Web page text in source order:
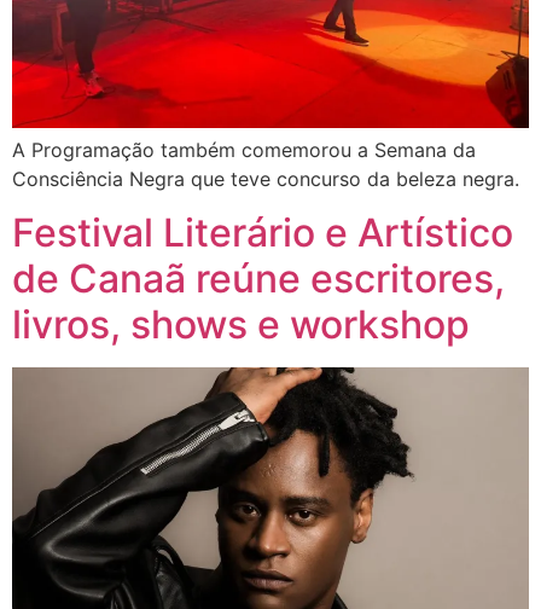
A Programação também comemorou a Semana da
Consciência Negra que teve concurso da beleza negra.
Festival Literário e Artístico
de Canaã reúne escritores,
livros, shows e workshop